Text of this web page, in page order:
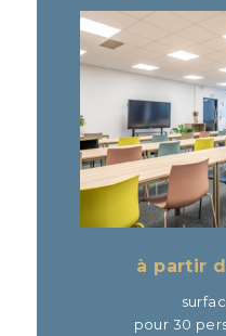
à partir
pour 30